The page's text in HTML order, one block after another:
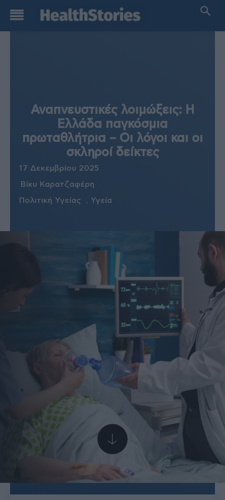
Αναπνευστικές λοιμώξεις: Η
Ελλάδα παγκόσμια
πρωταθλήτρια – Οι λόγοι και οι
σκληροί δείκτες
17 Δεκεμβρίου 2025
Βίκυ Καρατζαφέρη
Πολιτική Υγείας
Υγεία